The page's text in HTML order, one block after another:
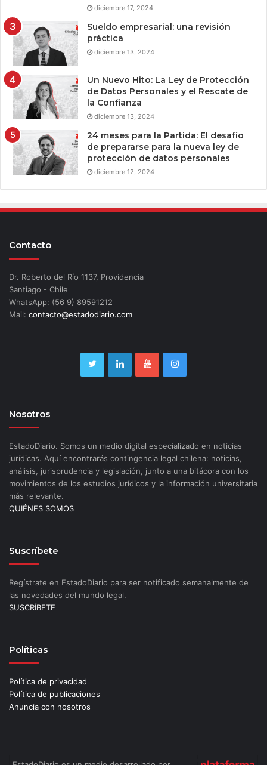
diciembre 17, 2024
Sueldo empresarial: una revisión
práctica
diciembre 13, 2024
Un Nuevo Hito: La Ley de Protección
de Datos Personales y el Rescate de
la Confianza
diciembre 13, 2024
24 meses para la Partida: El desafío
de prepararse para la nueva ley de
protección de datos personales
diciembre 12, 2024
Contacto
Dr. Roberto del Río 1137, Providencia
Santiago - Chile
WhatsApp: (56 9) 89591212
Mail: contacto@estadodiario.com
Nosotros
EstadoDiario. Somos un medio digital especializado en noticias
jurídicas. Aquí encontrarás contingencia legal chilena: noticias,
análisis, jurisprudencia y legislación, junto a una bitácora con los
movimientos de los estudios jurídicos y la información universitaria
más relevante.
QUIÉNES SOMOS
Suscríbete
Regístrate en EstadoDiario para ser notificado semanalmente de
las novedades del mundo legal.
SUSCRÍBETE
Políticas
Política de privacidad
Política de publicaciones
Anuncia con nosotros